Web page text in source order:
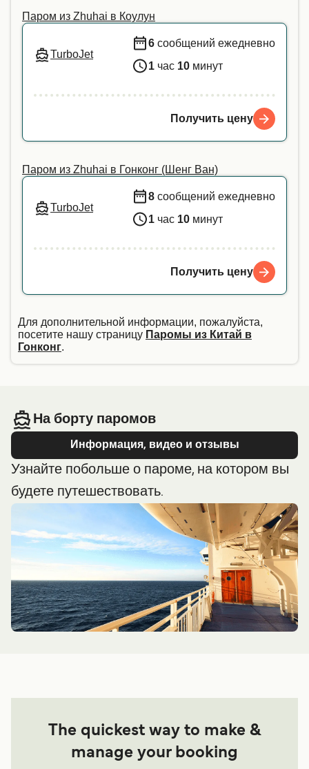
Паром из Zhuhai в Коулун
TurboJet
6 сообщений ежедневно
1 час 10 минут
Получить цену
Паром из Zhuhai в Гонконг (Шенг Ван)
TurboJet
8 сообщений ежедневно
1 час 10 минут
Получить цену
Для дополнительной информации, пожалуйста,
посетите нашу страницу Паромы из Китай в
Гонконг.
На борту паромов
Информация, видео и отзывы
Узнайте побольше о пароме, на котором вы
будете путешествовать.
The quickest way to make &
manage your booking